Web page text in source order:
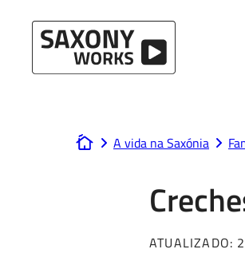
www.saxony-works.com
A vida na Saxónia
ATUALIZADO: